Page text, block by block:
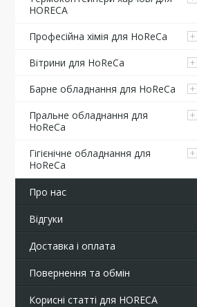
HORECA
Професійна хімія для HoReCa
Вітрини для HoReCa
Барне обладнання для HoReCa
Пральне обладнання для
HoReCa
Гігієнічне обладнання для
HoReCa
Про нас
Відгуки
Доставка і оплата
Повернення та обмін
Корисні статті для HORECA